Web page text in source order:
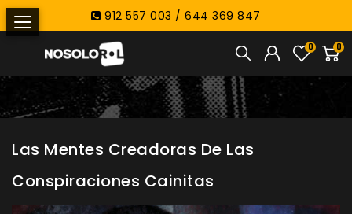
912 557 003 / 644 369 847
0
0
Las Mentes Creadoras De Las
Conspiraciones Cainitas